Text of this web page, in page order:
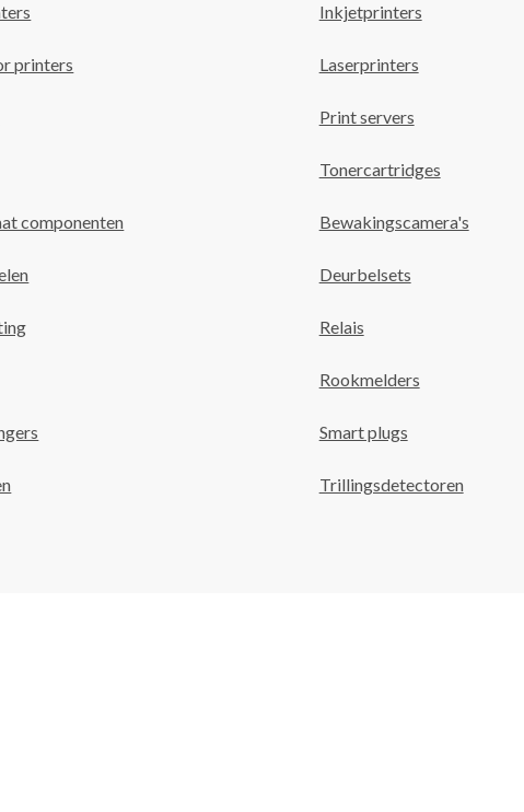
Inkjetprinters
printers Laserprinters
Print servers
Tonercartridges
componenten Bewakingscamera's
Deurbelsets
Relais
Rookmelders
Smart plugs
Trillingsdetectoren